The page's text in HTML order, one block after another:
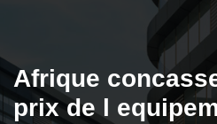
Afrique
prix de l